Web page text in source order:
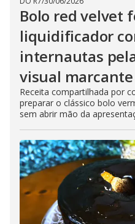
Bolo red velvet
liquidificador
internautas
visual marcante
Receita compartilhada por
preparar o clássico bolo
sem abrir mão da